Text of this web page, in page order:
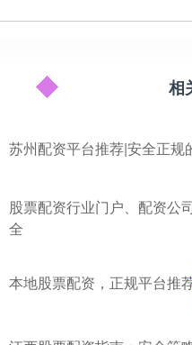
相
苏州配资平台推荐|安全正规
股票配资行业门户、配资公
全
本地股票配资，正规平台推